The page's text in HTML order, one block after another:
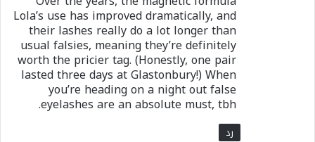
Lola’s use has improved dramatically, and
their lashes really do a lot longer than
usual falsies, meaning they’re definitely
worth the pricier tag. (Honestly, one pair
lasted three days at Glastonbury!) When
you’re heading on a night out false
eyelashes are an absolute must, tbh.
رد